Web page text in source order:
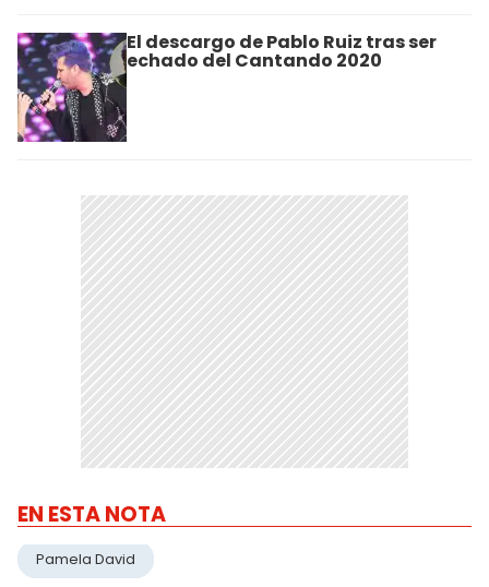
El descargo de Pablo Ruiz tras ser
echado del Cantando 2020
EN ESTA NOTA
Pamela David